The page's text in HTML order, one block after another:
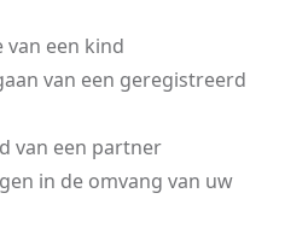
een kind
van een geregistreerd
van een partner
in de omvang van uw